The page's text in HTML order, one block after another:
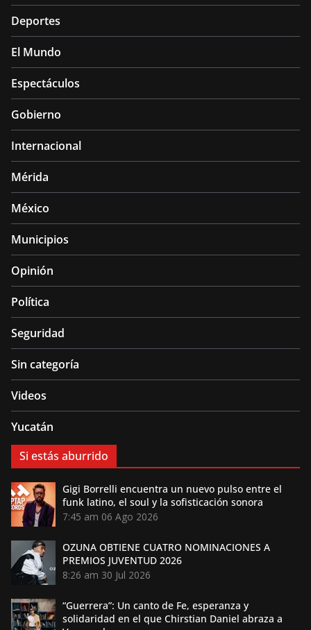
Deportes
El Mundo
Espectáculos
Gobierno
Internacional
Mérida
México
Municipios
Opinión
Política
Seguridad
Sin categoría
Videos
Yucatán
Si estás aburrido
Gigi Borrelli encuentra un nuevo pulso entre el
funk latino, el soul y la sofisticación sonora
7:45 am 06 Ago 2026
OZUNA OBTIENE CUATRO NOMINACIONES A
PREMIOS JUVENTUD 2026
8:26 am 30 Jul 2026
“Guerrera”: Un canto de Fe, esperanza y
solidaridad en el que Chirstian Daniel abraza a